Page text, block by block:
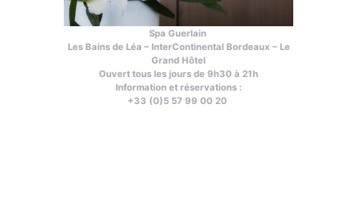
Spa Guerlain
Les Bains de Léa – InterContinental Bordeaux – Le
Grand Hôtel
Ouvert tous les jours de 9h30 à 21h
Information et réservations :
+33 (0)5 57 99 00 20